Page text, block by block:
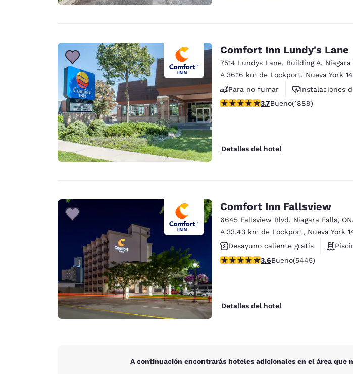
Comfort Inn Lundy's Lane
7514 Lundys Lane, Building A,
A 36.16 km de Lockport, Nueva York
Para no fumar
Instalaciones
Piscina cubierta
Calificación de 3.67 estrellas. Bueno.
3.7Bueno(1889)
Detalles del hotel
Comfort Inn Fallsview
6645 Fallsview Blvd, Niagara Falls, ON,
A 33.43 km de Lockport, Nueva York
Desayuno caliente gratis
Piscina cubierta
Calificación de 3.63 estrellas. Bueno.
3.6Bueno(5445)
Detalles del hotel
A continuación encontrarás hoteles adicionales en el área